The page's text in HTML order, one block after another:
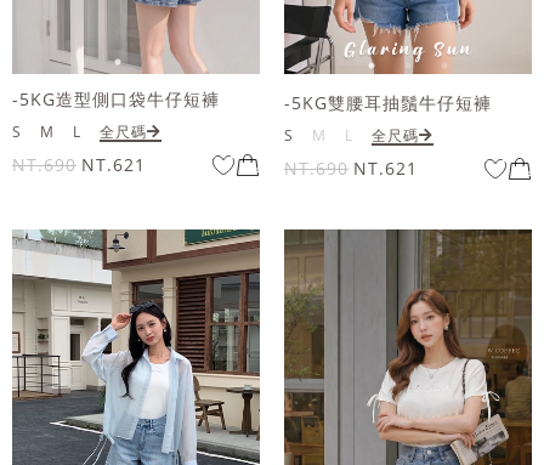
-5KG造型側口袋牛仔短褲
S M L 全尺碼
NT.690 NT.621
-5KG雙腰耳抽鬚牛仔短褲
S M L 全尺碼
NT.690 NT.621